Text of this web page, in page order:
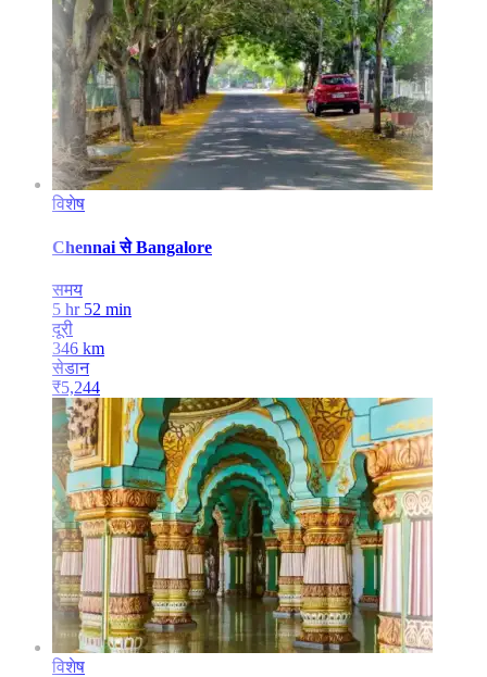
विशेष
Chennai से Bangalore
समय
5 hr 52 min
दूरी
346 km
सेडान
₹5,244
विशेष